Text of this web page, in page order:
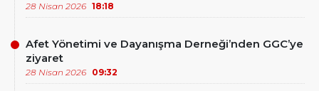
28 Nisan 2026 18:18
Afet Yönetimi ve Dayanışma Derneği’nden GGC’ye
ziyaret
28 Nisan 2026 09:32